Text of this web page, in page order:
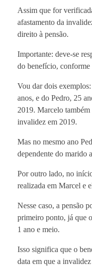
Assim que for
afastamento da
direito à pensão.
Importante: deve-se
do benefício, conforme
Vou dar dois
anos, e do Pedro, 25
2019. Marcelo
invalidez em 2019.
Mas no mesmo ano
dependente do marido
Por outro lado, no
realizada em Marcel e
Nesse caso, a pensão
primeiro ponto, já que
1 ano e meio.
Isso significa que o
data em que a